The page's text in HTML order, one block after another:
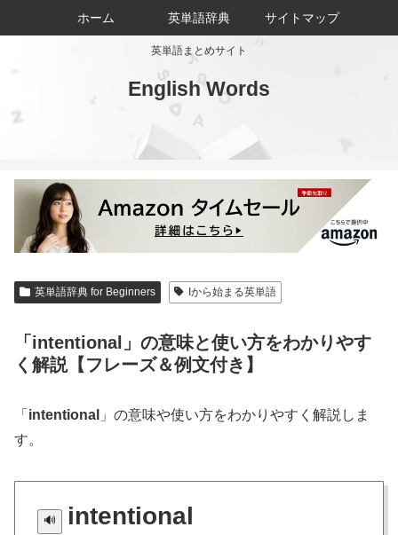
英単語まとめサイト
English Words
ホーム 英単語辞典 サイトマップ
英単語辞典 for Beginners Iから始まる英単語
「intentional」の意味と使い方をわかりやす
く解説【フレーズ＆例文付き】
「 intentional 」の意味や使い方をわかりやすく解説しま
す。
intentional